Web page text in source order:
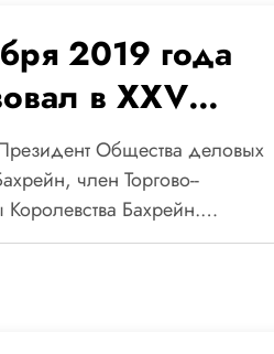
ВУЗов
и России»
2019 года
в XXV
встречаются в
Общества деловых
член Торгово--
Бахрейн.…